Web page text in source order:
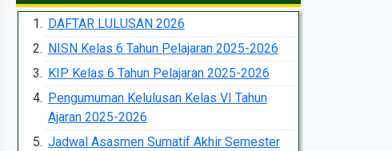
DAFTAR LULUSAN 2026
NISN Kelas 6 Tahun Pelajaran 2025-2026
KIP Kelas 6 Tahun Pelajaran 2025-2026
Pengumuman Kelulusan Kelas VI Tahun
Ajaran 2025-2026
Jadwal Asasmen Sumatif Akhir Semester